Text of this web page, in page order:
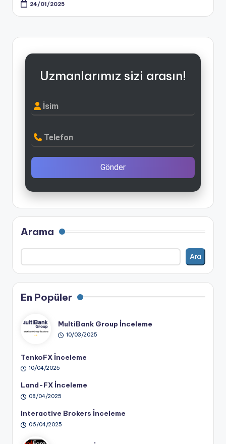
24/01/2025
Uzmanlarımız sizi arasın!
İsim
Telefon
Gönder
Arama
Ara
En Popüler
MultiBank Group İnceleme
10/03/2025
TenkoFX İnceleme
10/04/2025
Land-FX İnceleme
08/04/2025
Interactive Brokers İnceleme
06/04/2025